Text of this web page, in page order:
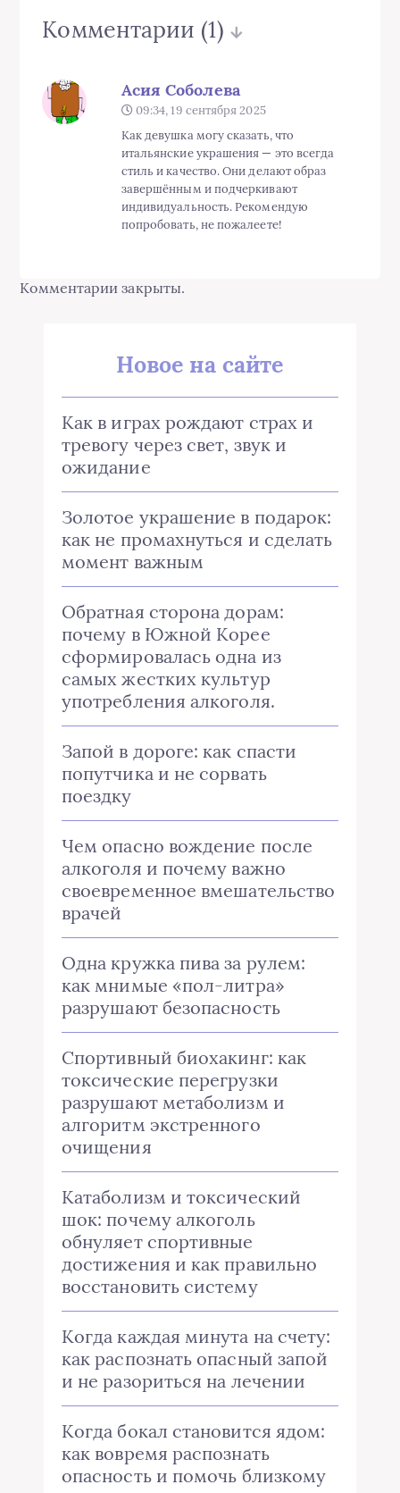
Комментарии (1)
Асия Соболева
09:34, 19 сентября 2025
Как девушка могу сказать, что
итальянские украшения — это всегда
стиль и качество. Они делают образ
завершённым и подчеркивают
индивидуальность. Рекомендую
попробовать, не пожалеете!
Комментарии закрыты.
Новое на сайте
Как в играх рождают страх и
тревогу через свет, звук и
ожидание
Золотое украшение в подарок:
как не промахнуться и сделать
момент важным
Обратная сторона дорам:
почему в Южной Корее
сформировалась одна из
самых жестких культур
употребления алкоголя.
Запой в дороге: как спасти
попутчика и не сорвать
поездку
Чем опасно вождение после
алкоголя и почему важно
своевременное вмешательство
врачей
Одна кружка пива за рулем:
как мнимые «пол-литра»
разрушают безопасность
Спортивный биохакинг: как
токсические перегрузки
разрушают метаболизм и
алгоритм экстренного
очищения
Катаболизм и токсический
шок: почему алкоголь
обнуляет спортивные
достижения и как правильно
восстановить систему
Когда каждая минута на счету:
как распознать опасный запой
и не разориться на лечении
Когда бокал становится ядом:
как вовремя распознать
опасность и помочь близкому